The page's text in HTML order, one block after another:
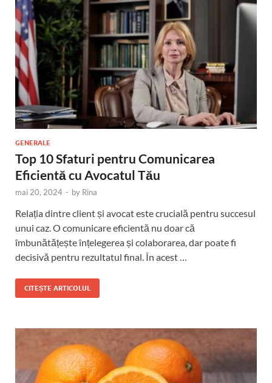
GENERALE
Top 10 Sfaturi pentru Comunicarea
Eficientă cu Avocatul Tău
mai 20, 2024 - by Rina
Relația dintre client și avocat este crucială pentru succesul
unui caz. O comunicare eficientă nu doar că
îmbunătățește înțelegerea și colaborarea, dar poate fi
decisivă pentru rezultatul final. În acest …
CITEȘTE ARTICOLUL